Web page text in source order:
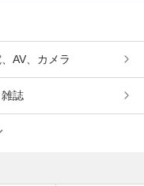
AV、カメラ
誌